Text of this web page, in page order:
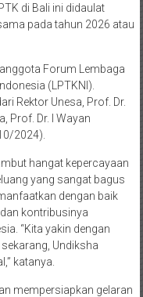
di Bali ini didaulat
pada tahun 2026 atau
Forum Lembaga
(LPTKNI).
Rektor Unesa, Prof. Dr.
Prof. Dr. I Wayan
2024).
hangat kepercayaan
yang sangat bagus
dengan baik
kontribusinya
“Kita yakin dengan
Undiksha
katanya.
mempersiapkan gelaran